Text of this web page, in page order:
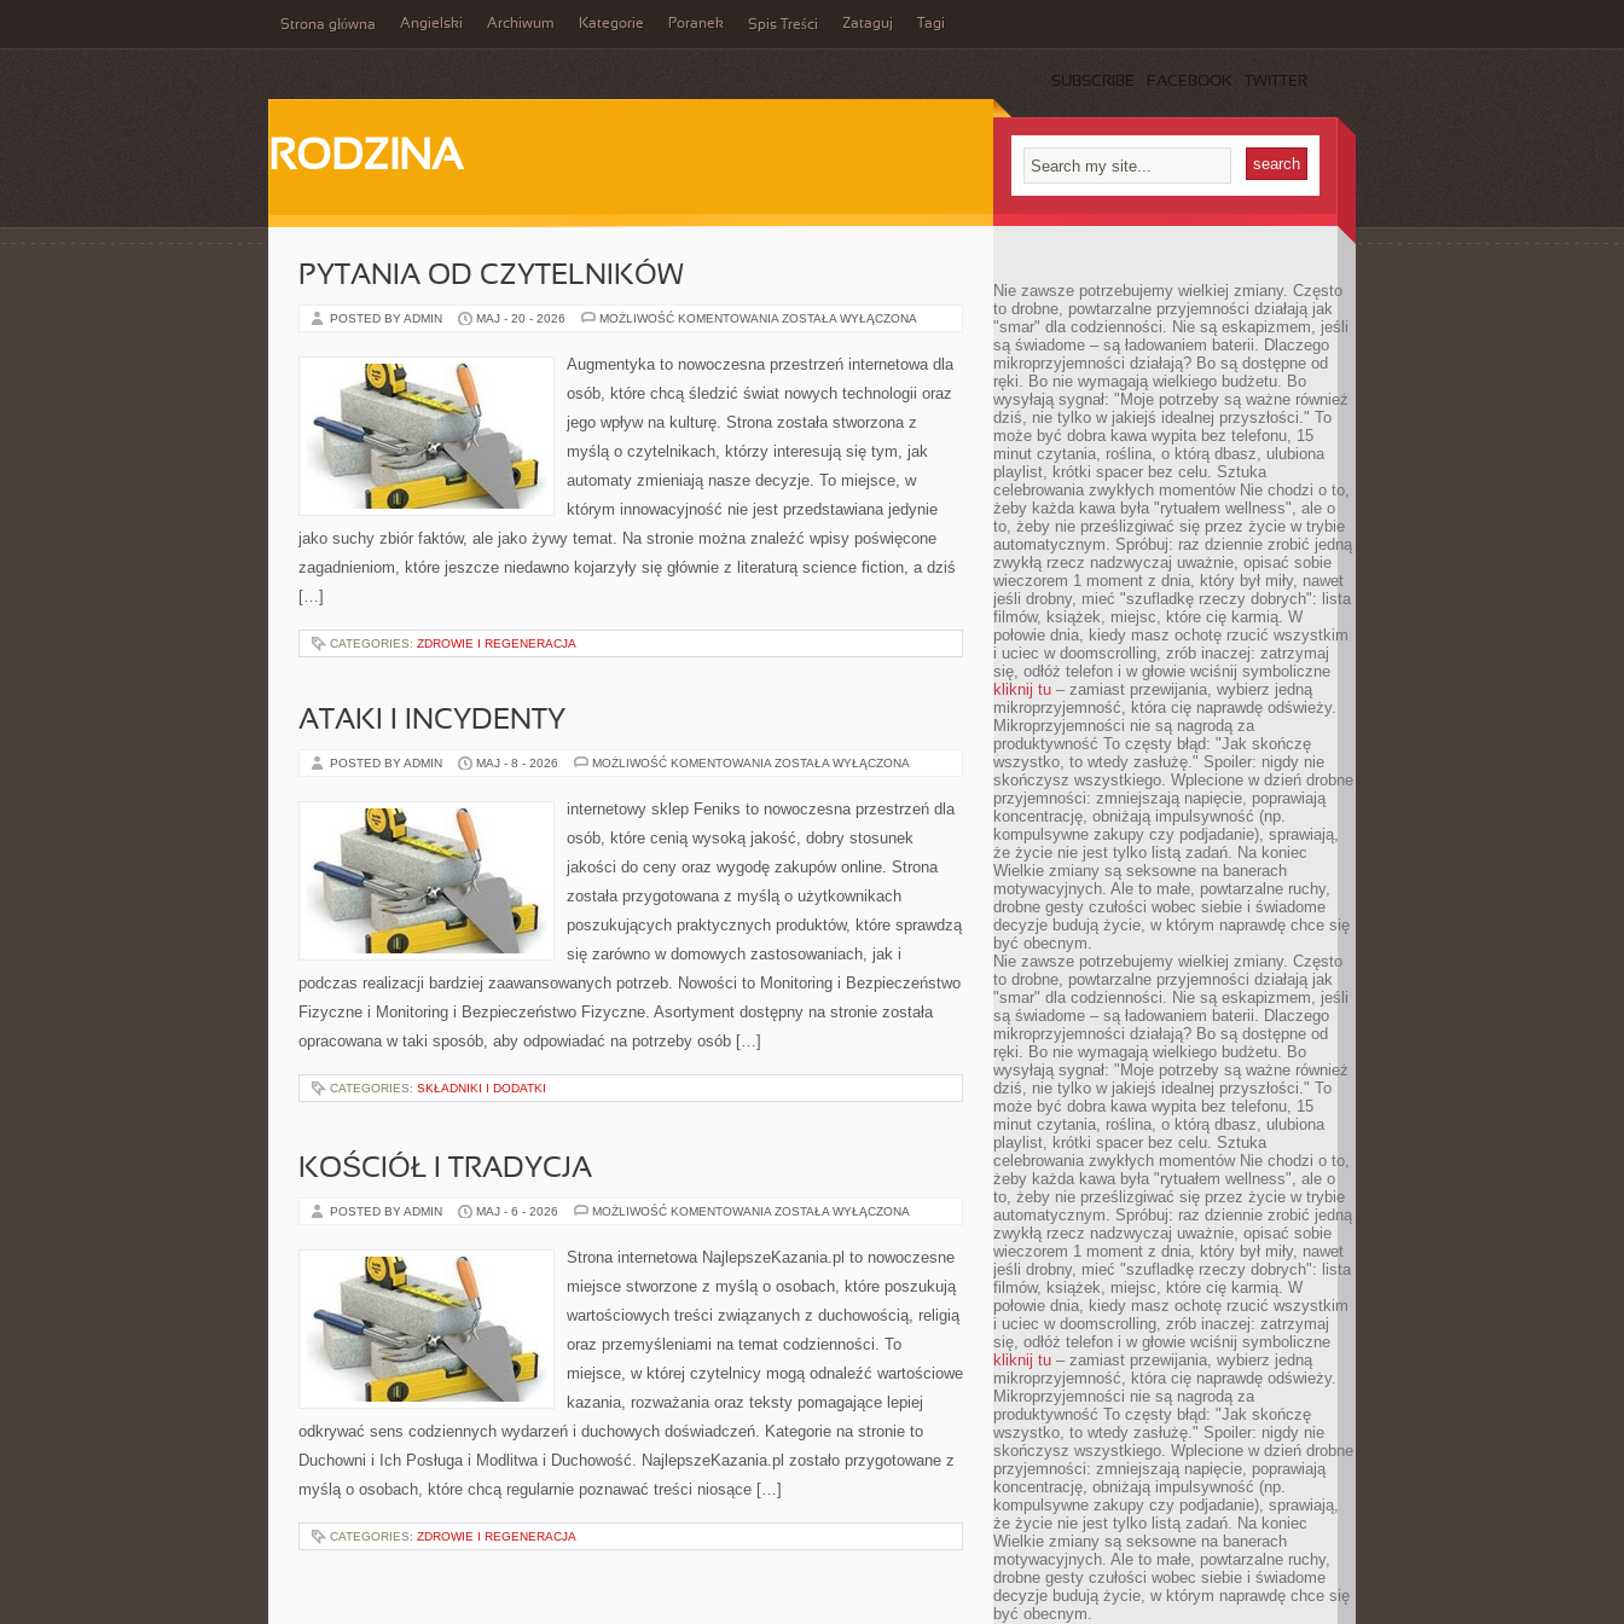
Strona główna Angielski Archiwum Kategorie Poranek Spis Treści Zataguj Tagi
SUBSCRIBE FACEBOOK TWITTER
RODZINA
PYTANIA OD CZYTELNIKÓW
POSTED BY ADMIN MAJ - 20 - 2026 MOŻLIWOŚĆ KOMENTOWANIA PYTANIA
ZOSTAŁA WYŁĄCZONA
Augmentyka to nowoczesna przestrzeń internetowa dla
osób, które chcą śledzić świat nowych technologii oraz
jego wpływ na kulturę. Strona została stworzona z
myślą o czytelnikach, którzy interesują się tym, jak
automaty zmieniają nasze decyzje. To miejsce, w
którym innowacyjność nie jest przedstawiana jedynie
jako suchy zbiór faktów, ale jako żywy temat. Na stronie można znaleźć wpisy poświęcone
zagadnieniom, które jeszcze niedawno kojarzyły się głównie z literaturą science fiction, a dziś
[…]
CATEGORIES: ZDROWIE I REGENERACJA
ATAKI I INCYDENTY
POSTED BY ADMIN MAJ - 8 - 2026 MOŻLIWOŚĆ KOMENTOWANIA ATAKI
ZOSTAŁA WYŁĄCZONA
internetowy sklep Feniks to nowoczesna przestrzeń dla
osób, które cenią wysoką jakość, dobry stosunek
jakości do ceny oraz wygodę zakupów online. Strona
została przygotowana z myślą o użytkownikach
poszukujących praktycznych produktów, które sprawdzą
się zarówno w domowych zastosowaniach, jak i
podczas realizacji bardziej zaawansowanych potrzeb. Nowości to Monitoring i Bezpieczeństwo
Fizyczne i Monitoring i Bezpieczeństwo Fizyczne. Asortyment dostępny na stronie została
opracowana w taki sposób, aby odpowiadać na potrzeby osób […]
CATEGORIES: SKŁADNIKI I DODATKI
KOŚCIÓŁ I TRADYCJA
POSTED BY ADMIN MAJ - 6 - 2026 MOŻLIWOŚĆ KOMENTOWANIA KOŚCIÓŁ
ZOSTAŁA WYŁĄCZONA
Strona internetowa NajlepszeKazania.pl to nowoczesne
miejsce stworzone z myślą o osobach, które poszukują
wartościowych treści związanych z duchowością, religią
oraz przemyśleniami na temat codzienności. To
miejsce, w której czytelnicy mogą odnaleźć wartościowe
kazania, rozważania oraz teksty pomagające lepiej
odkrywać sens codziennych wydarzeń i duchowych doświadczeń. Kategorie na stronie to
Duchowni i Ich Posługa i Modlitwa i Duchowość. NajlepszeKazania.pl zostało przygotowane z
myślą o osobach, które chcą regularnie poznawać treści niosące […]
CATEGORIES: ZDROWIE I REGENERACJA
Nie zawsze potrzebujemy wielkiej zmiany. Często
to drobne, powtarzalne przyjemności działają jak
"smar" dla codzienności. Nie są eskapizmem, jeśli
są świadome – są ładowaniem baterii. Dlaczego
mikroprzyjemności działają? Bo są dostępne od
ręki. Bo nie wymagają wielkiego budżetu. Bo
wysyłają sygnał: "Moje potrzeby są ważne również
dziś, nie tylko w jakiejś idealnej przyszłości." To
może być dobra kawa wypita bez telefonu, 15
minut czytania, roślina, o którą dbasz, ulubiona
playlist, krótki spacer bez celu. Sztuka
celebrowania zwykłych momentów Nie chodzi o to,
żeby każda kawa była "rytuałem wellness", ale o
to, żeby nie prześlizgiwać się przez życie w trybie
automatycznym. Spróbuj: raz dziennie zrobić jedną
zwykłą rzecz nadzwyczaj uważnie, opisać sobie
wieczorem 1 moment z dnia, który był miły, nawet
jeśli drobny, mieć "szufladkę rzeczy dobrych": lista
filmów, książek, miejsc, które cię karmią. W
połowie dnia, kiedy masz ochotę rzucić wszystkim
i uciec w doomscrolling, zrób inaczej: zatrzymaj
się, odłóż telefon i w głowie wciśnij symboliczne
kliknij tu – zamiast przewijania, wybierz jedną
mikroprzyjemność, która cię naprawdę odświeży.
Mikroprzyjemności nie są nagrodą za
produktywność To częsty błąd: "Jak skończę
wszystko, to wtedy zasłużę." Spoiler: nigdy nie
skończysz wszystkiego. Wplecione w dzień drobne
przyjemności: zmniejszają napięcie, poprawiają
koncentrację, obniżają impulsywność (np.
kompulsywne zakupy czy podjadanie), sprawiają,
że życie nie jest tylko listą zadań. Na koniec
Wielkie zmiany są seksowne na banerach
motywacyjnych. Ale to małe, powtarzalne ruchy,
drobne gesty czułości wobec siebie i świadome
decyzje budują życie, w którym naprawdę chce się
być obecnym.
Nie zawsze potrzebujemy wielkiej zmiany. Często
to drobne, powtarzalne przyjemności działają jak
"smar" dla codzienności. Nie są eskapizmem, jeśli
są świadome – są ładowaniem baterii. Dlaczego
mikroprzyjemności działają? Bo są dostępne od
ręki. Bo nie wymagają wielkiego budżetu. Bo
wysyłają sygnał: "Moje potrzeby są ważne również
dziś, nie tylko w jakiejś idealnej przyszłości." To
może być dobra kawa wypita bez telefonu, 15
minut czytania, roślina, o którą dbasz, ulubiona
playlist, krótki spacer bez celu. Sztuka
celebrowania zwykłych momentów Nie chodzi o to,
żeby każda kawa była "rytuałem wellness", ale o
to, żeby nie prześlizgiwać się przez życie w trybie
automatycznym. Spróbuj: raz dziennie zrobić jedną
zwykłą rzecz nadzwyczaj uważnie, opisać sobie
wieczorem 1 moment z dnia, który był miły, nawet
jeśli drobny, mieć "szufladkę rzeczy dobrych": lista
filmów, książek, miejsc, które cię karmią. W
połowie dnia, kiedy masz ochotę rzucić wszystkim
i uciec w doomscrolling, zrób inaczej: zatrzymaj
się, odłóż telefon i w głowie wciśnij symboliczne
kliknij tu – zamiast przewijania, wybierz jedną
mikroprzyjemność, która cię naprawdę odświeży.
Mikroprzyjemności nie są nagrodą za
produktywność To częsty błąd: "Jak skończę
wszystko, to wtedy zasłużę." Spoiler: nigdy nie
skończysz wszystkiego. Wplecione w dzień drobne
przyjemności: zmniejszają napięcie, poprawiają
koncentrację, obniżają impulsywność (np.
kompulsywne zakupy czy podjadanie), sprawiają,
że życie nie jest tylko listą zadań. Na koniec
Wielkie zmiany są seksowne na banerach
motywacyjnych. Ale to małe, powtarzalne ruchy,
drobne gesty czułości wobec siebie i świadome
decyzje budują życie, w którym naprawdę chce się
być obecnym.